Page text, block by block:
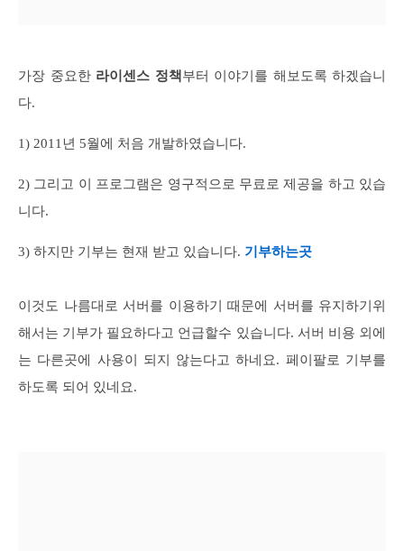
가장 중요한 라이센스 정책 부터 이야기를 해보도록 하겠습니
다.
1) 2011년 5월에 처음 개발하였습니다.
2) 그리고 이 프로그램은 영구적으로 무료로 제공을 하고 있습
니다.
3) 하지만 기부는 현재 받고 있습니다. 기부하는곳
이것도 나름대로 서버를 이용하기 때문에 서버를 유지하기위
해서는 기부가 필요하다고 언급할수 있습니다. 서버 비용 외에
는 다른곳에 사용이 되지 않는다고 하네요. 페이팔로 기부를
하도록 되어 있네요.